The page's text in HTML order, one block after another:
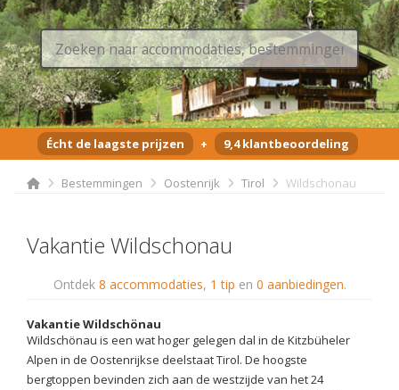
Écht de laagste prijzen + 9,4 klantbeoordeling
Bestemmingen Oostenrijk Tirol Wildschonau
Vakantie Wildschonau
Ontdek 8 accommodaties, 1 tip en 0 aanbiedingen.
Vakantie Wildschönau
Wildschönau is een wat hoger gelegen dal in de Kitzbüheler
Alpen in de Oostenrijkse deelstaat Tirol. De hoogste
bergtoppen bevinden zich aan de westzijde van het 24